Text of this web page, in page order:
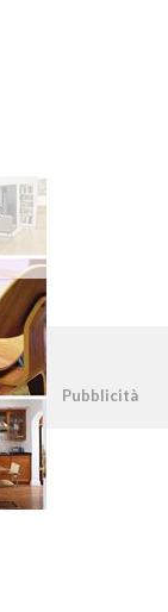
Pubblicità